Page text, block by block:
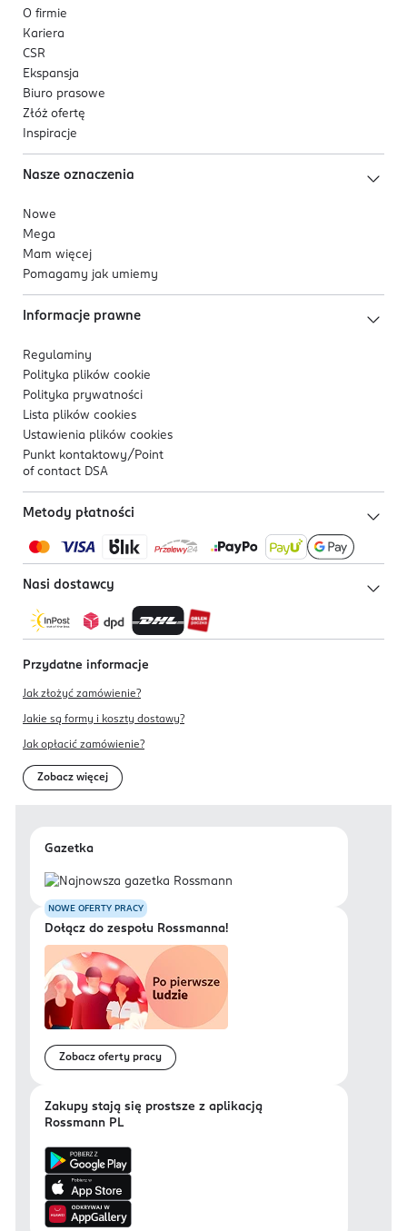
O firmie
Kariera
CSR
Ekspansja
Biuro prasowe
Złóż ofertę
Inspiracje
Nasze oznaczenia
Nowe
Mega
Mam więcej
Pomagamy jak umiemy
Informacje prawne
Regulaminy
Polityka plików cookie
Polityka prywatności
Lista plików cookies
Ustawienia plików cookies
Punkt kontaktowy/ Point
of contact DSA
Metody płatności
Nasi dostawcy
Przydatne informacje
Jak złożyć zamówienie?
Jakie są formy i koszty dostawy?
Jak opłacić zamówienie?
Zobacz więcej
Gazetka
NOWE OFERTY PRACY
Dołącz do zespołu Rossmanna!
Zobacz oferty pracy
Zakupy stają się prostsze z aplikacją
Rossmann PL